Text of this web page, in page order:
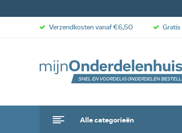
Alle categorieën
Verzendkosten vanaf €6,50 Gratis